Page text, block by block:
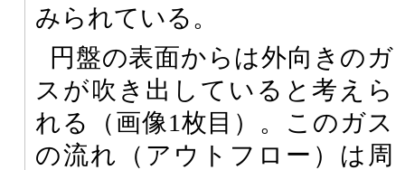
みられている。
円盤の表面からは外向きのガ
スが吹き出していると考えら
れる（画像1枚目）。このガス
の流れ（アウトフロー）は周